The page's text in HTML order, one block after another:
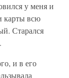
у меня и
карты всю
Старался
и в его